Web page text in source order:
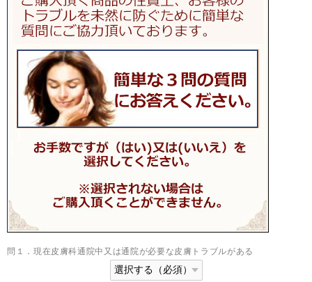
問１．現在皮膚科通院中又は通院が必要な皮膚トラブルがある